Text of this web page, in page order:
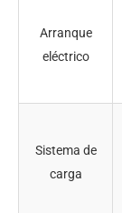
Arranque
eléctrico
Sistema de
carga